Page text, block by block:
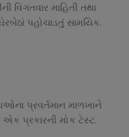
વિગતવાર માહિતી તથા
પહોચાડતું સામયિક.
પ્રવર્તમાન માળખાને
પ્રકારની મોક ટેસ્ટ.